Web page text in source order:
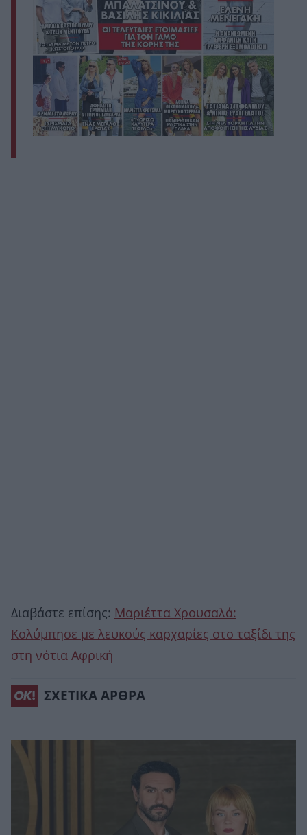
Διαβάστε επίσης: Μαριέττα Χρουσαλά:
Kολύμπησε με λευκούς καρχαρίες στο ταξίδι της
στη νότια Αφρική
ΣΧΕΤΙΚΑ ΑΡΘΡΑ